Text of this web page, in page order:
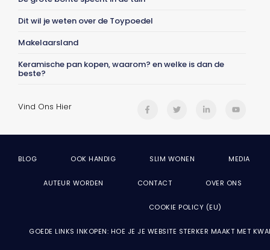
Dit wil je weten over de Toypoedel
Makelaarsland
Keramische pan kopen, waarom? en welke is dan de
beste?
Vind Ons Hier
BLOG OOK HANDIG SLIM WONEN MEDIA
AUTEUR WORDEN CONTACT OVER ONS
COOKIE POLICY (EU)
GOEDE LINKS INKOPEN: HOE JE JE WEBSITE STERKER MAAKT MET